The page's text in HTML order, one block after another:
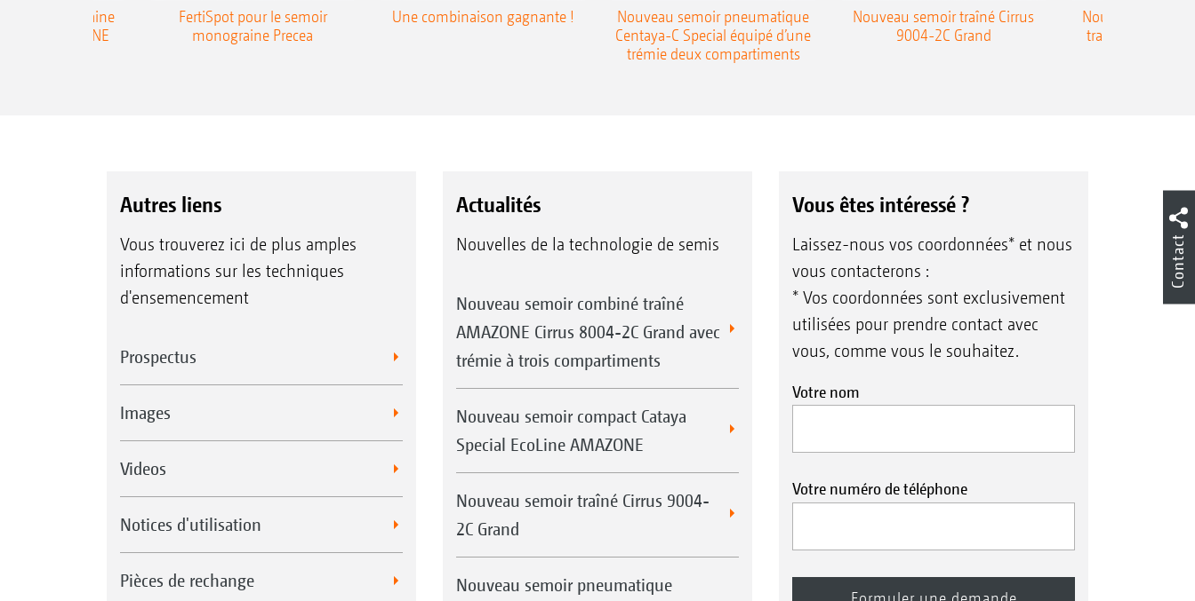
monograine
TCC AMAZONE
FertiSpot pour le semoir
monograine Precea
Une combinaison gagnante !
Nouveau semoir pneumatique
Centaya-C Special équipé d’une
trémie deux compartiments
Nouveau semoir traîné Cirrus
9004-2C Grand
Nouveau semoir
traîné Precea-
Autres liens
Vous trouverez ici de plus amples
informations sur les techniques
d'ensemencement
Prospectus
Images
Videos
Notices d'utilisation
Pièces de rechange
Actualités
Nouvelles de la technologie de semis
Nouveau semoir combiné traîné
AMAZONE Cirrus 8004-2C Grand avec
trémie à trois compartiments
Nouveau semoir compact Cataya
Special EcoLine AMAZONE
Nouveau semoir traîné Cirrus 9004-
2C Grand
Nouveau semoir pneumatique
Vous êtes intéressé ?
Laissez-nous vos coordonnées* et nous
vous contacterons :
* Vos coordonnées sont exclusivement
utilisées pour prendre contact avec
vous, comme vous le souhaitez.
Votre nom
Votre numéro de téléphone
Contact